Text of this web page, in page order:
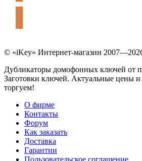
© «iKey» Интернет-магазин
Дубликаторы домофонных ключей от
Заготовки ключей. Актуальные цены и
торгуем!
О фирме
Контакты
Форум
Как заказать
Доставка
Гарантии